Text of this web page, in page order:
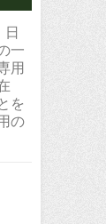
日
一
用
を
の